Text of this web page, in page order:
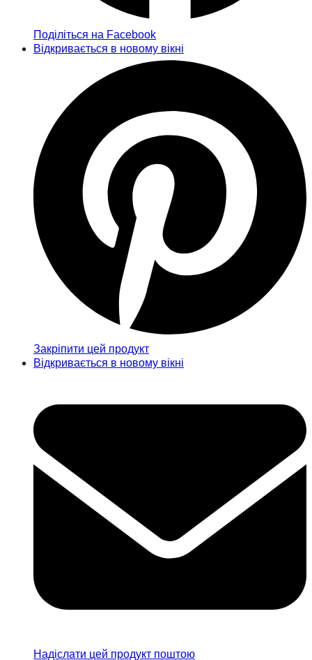
Поділіться на Facebook
Відкривається в новому вікні
Закріпити цей продукт
Відкривається в новому вікні
Надіслати цей продукт поштою